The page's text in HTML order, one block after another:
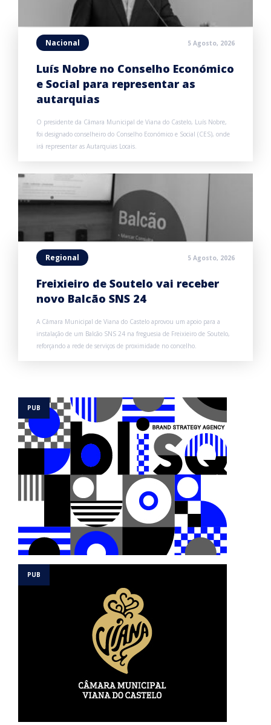
Nacional 5 Agosto, 2026
Luís Nobre no Conselho Económico
e Social para representar as
autarquias
O presidente da Câmara Municipal de Viana do Castelo, Luís Nobre,
foi designado conselheiro do Conselho Económico e Social (CES), onde
irá representar as Autarquias Locais.
Regional 5 Agosto, 2026
Freixieiro de Soutelo vai receber
novo Balcão SNS 24
A Câmara Municipal de Viana do Castelo aprovou um apoio para a
instalação de um Balcão SNS 24 na freguesia de Freixieiro de Soutelo,
reforçando a rede de serviços de proximidade no concelho.